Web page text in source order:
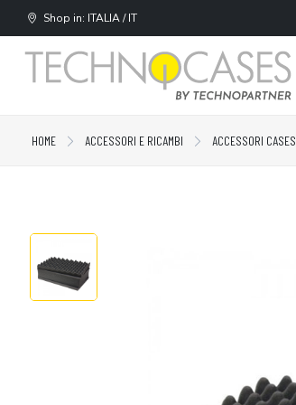
Shop in: ITALIA / IT
HOME ACCESSORI E RICAMBI ACCESSORI CASES